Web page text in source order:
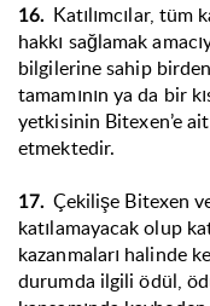
16. Katılımcılar, tüm
hakkı sağlamak
bilgilerine sahip
tamamının ya da bir
yetkisinin Bitexen’e
etmektedir.
17. Çekilişe Bitexen
katılamayacak olup
kazanmaları halinde
durumda ilgili ödül,